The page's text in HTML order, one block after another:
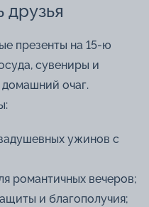
друзья
презенты на 15-ю
сувениры и
очаг.
ужинов с
романтичных вечеров;
и благополучия;